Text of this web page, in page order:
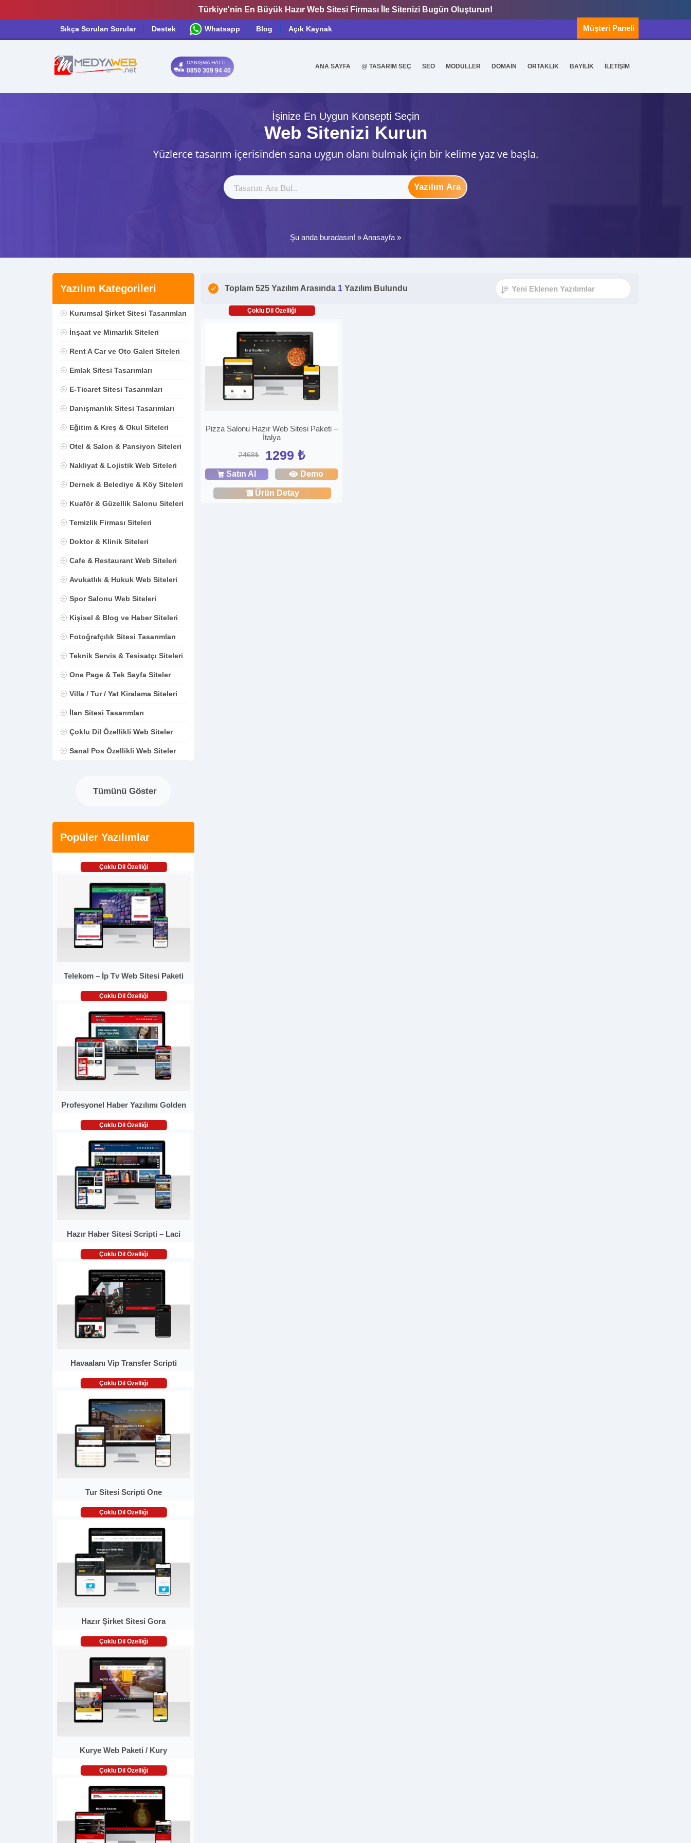
Türkiye'nin En Büyük Hazır Web Sitesi Firması İle Sitenizi Bugün Oluşturun!
Sıkça Sorulan Sorular Destek Whatsapp Blog Açık Kaynak Müşteri Paneli
DANIŞMA HATTI
0850 309 94 40
ANA SAYFA @ TASARIM SEÇ SEO MODÜLLER DOMAİN ORTAKLIK BAYİLİK İLETİŞİM
İşinize En Uygun Konsepti Seçin
Web Sitenizi Kurun
Yüzlerce tasarım içerisinden sana uygun olanı bulmak için bir kelime yaz ve başla.
Yazılım Ara
ytag
Şu anda buradasın! »Anasayfa »
Yazılım Kategorileri
Kurumsal Şirket Sitesi Tasarımları
İnşaat ve Mimarlık Siteleri
Rent A Car ve Oto Galeri Siteleri
Emlak Sitesi Tasarımları
E-Ticaret Sitesi Tasarımları
Danışmanlık Sitesi Tasarımları
Eğitim & Kreş & Okul Siteleri
Otel & Salon & Pansiyon Siteleri
Nakliyat & Lojistik Web Siteleri
Dernek & Belediye & Köy Siteleri
Kuaför & Güzellik Salonu Siteleri
Temizlik Firması Siteleri
Doktor & Klinik Siteleri
Cafe & Restaurant Web Siteleri
Avukatlık & Hukuk Web Siteleri
Spor Salonu Web Siteleri
Kişisel & Blog ve Haber Siteleri
Fotoğrafçılık Sitesi Tasarımları
Teknik Servis & Tesisatçı Siteleri
One Page & Tek Sayfa Siteler
Villa / Tur / Yat Kiralama Siteleri
İlan Sitesi Tasarımları
Çoklu Dil Özellikli Web Siteler
Sanal Pos Özellikli Web Siteler
Tümünü Göster
Popüler Yazılımlar
Çoklu Dil Özelliği
Telekom – İp Tv Web Sitesi Paketi
Çoklu Dil Özelliği
Profesyonel Haber Yazılımı Golden
Çoklu Dil Özelliği
Hazır Haber Sitesi Scripti – Laci
Çoklu Dil Özelliği
Havaalanı Vip Transfer Scripti
Çoklu Dil Özelliği
Tur Sitesi Scripti One
Çoklu Dil Özelliği
Hazır Şirket Sitesi Gora
Çoklu Dil Özelliği
Kurye Web Paketi / Kury
Çoklu Dil Özelliği
Toplam 525 Yazılım Arasında 1 Yazılım Bulundu
Çoklu Dil Özelliği
Pizza Salonu Hazır Web Sitesi Paketi –
İtalya
2468₺ 1299 ₺
Satın Al Demo
Ürün Detay